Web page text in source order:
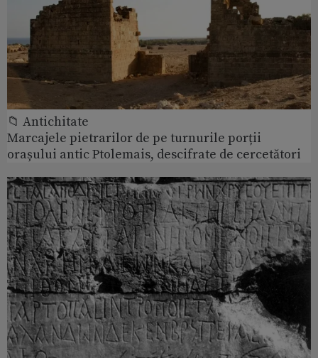
📁 Antichitate
Marcajele pietrarilor de pe turnurile porții
orașului antic Ptolemais, descifrate de cercetători